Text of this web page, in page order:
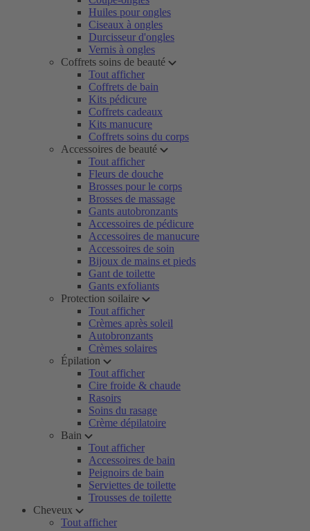
Huiles pour ongles
Ciseaux à ongles
Durcisseur d'ongles
Vernis à ongles
Coffrets soins de beauté
Tout afficher
Coffrets de bain
Kits pédicure
Coffrets cadeaux
Kits manucure
Coffrets soins du corps
Accessoires de beauté
Tout afficher
Fleurs de douche
Brosses pour le corps
Brosses de massage
Gants autobronzants
Accessoires de pédicure
Accessoires de manucure
Accessoires de soin
Bijoux de mains et pieds
Gant de toilette
Gants exfoliants
Protection soilaire
Tout afficher
Crèmes après soleil
Autobronzants
Crèmes solaires
Épilation
Tout afficher
Cire froide & chaude
Rasoirs
Soins du rasage
Crème dépilatoire
Bain
Tout afficher
Accessoires de bain
Peignoirs de bain
Serviettes de toilette
Trousses de toilette
Cheveux
Tout afficher